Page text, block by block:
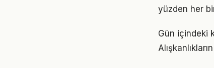
yüzden her
Gün içindeki